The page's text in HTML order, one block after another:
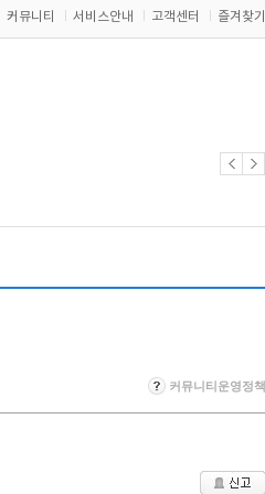
커뮤니티 서비스안내 고객센터 즐겨찾기
커뮤니티운영정책